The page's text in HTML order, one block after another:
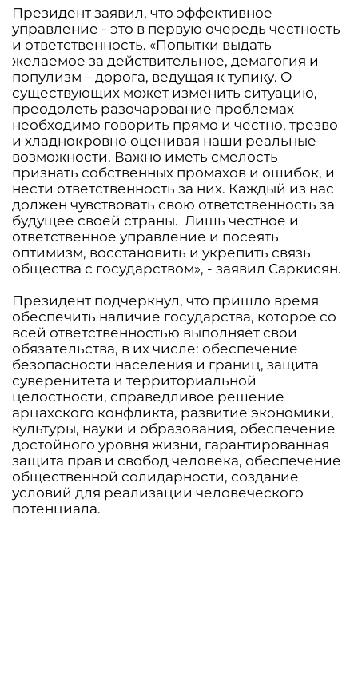
Президент заявил, что эффективное
управление - это в первую очередь честность
и ответственность. «Попытки выдать
желаемое за действительное, демагогия и
популизм – дорога, ведущая к тупику. О
существующих может изменить ситуацию,
преодолеть разочарование проблемах
необходимо говорить прямо и честно, трезво
и хладнокровно оценивая наши реальные
возможности. Важно иметь смелость
признать собственных промахов и ошибок, и
нести ответственность за них. Каждый из нас
должен чувствовать свою ответственность за
будущее своей страны. Лишь честное и
ответственное управление и посеять
оптимизм, восстановить и укрепить связь
общества с государством», - заявил Саркисян.
Президент подчеркнул, что пришло время
обеспечить наличие государства, которое со
всей ответственностью выполняет свои
обязательства, в их числе: обеспечение
безопасности населения и границ, защита
суверенитета и территориальной
целостности, справедливое решение
арцахского конфликта, развитие экономики,
культуры, науки и образования, обеспечение
достойного уровня жизни, гарантированная
защита прав и свобод человека, обеспечение
общественной солидарности, создание
условий для реализации человеческого
потенциала.